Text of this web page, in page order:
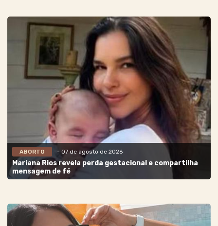
ABORTO - 07 de agosto de 2026
Mariana Rios revela perda gestacional e compartilha
mensagem de fé